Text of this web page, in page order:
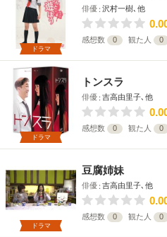
ドラマ
俳優 沢村一樹､他
感想数 0 観た人 0
ドラマ
トンスラ
俳優 吉高由里子､他
感想数 0 観た人 0
ドラマ
豆腐姉妹
俳優 吉高由里子､他
感想数 0 観た人 0